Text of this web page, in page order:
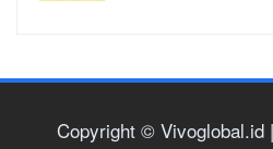
Copyright © Vivoglobal.id